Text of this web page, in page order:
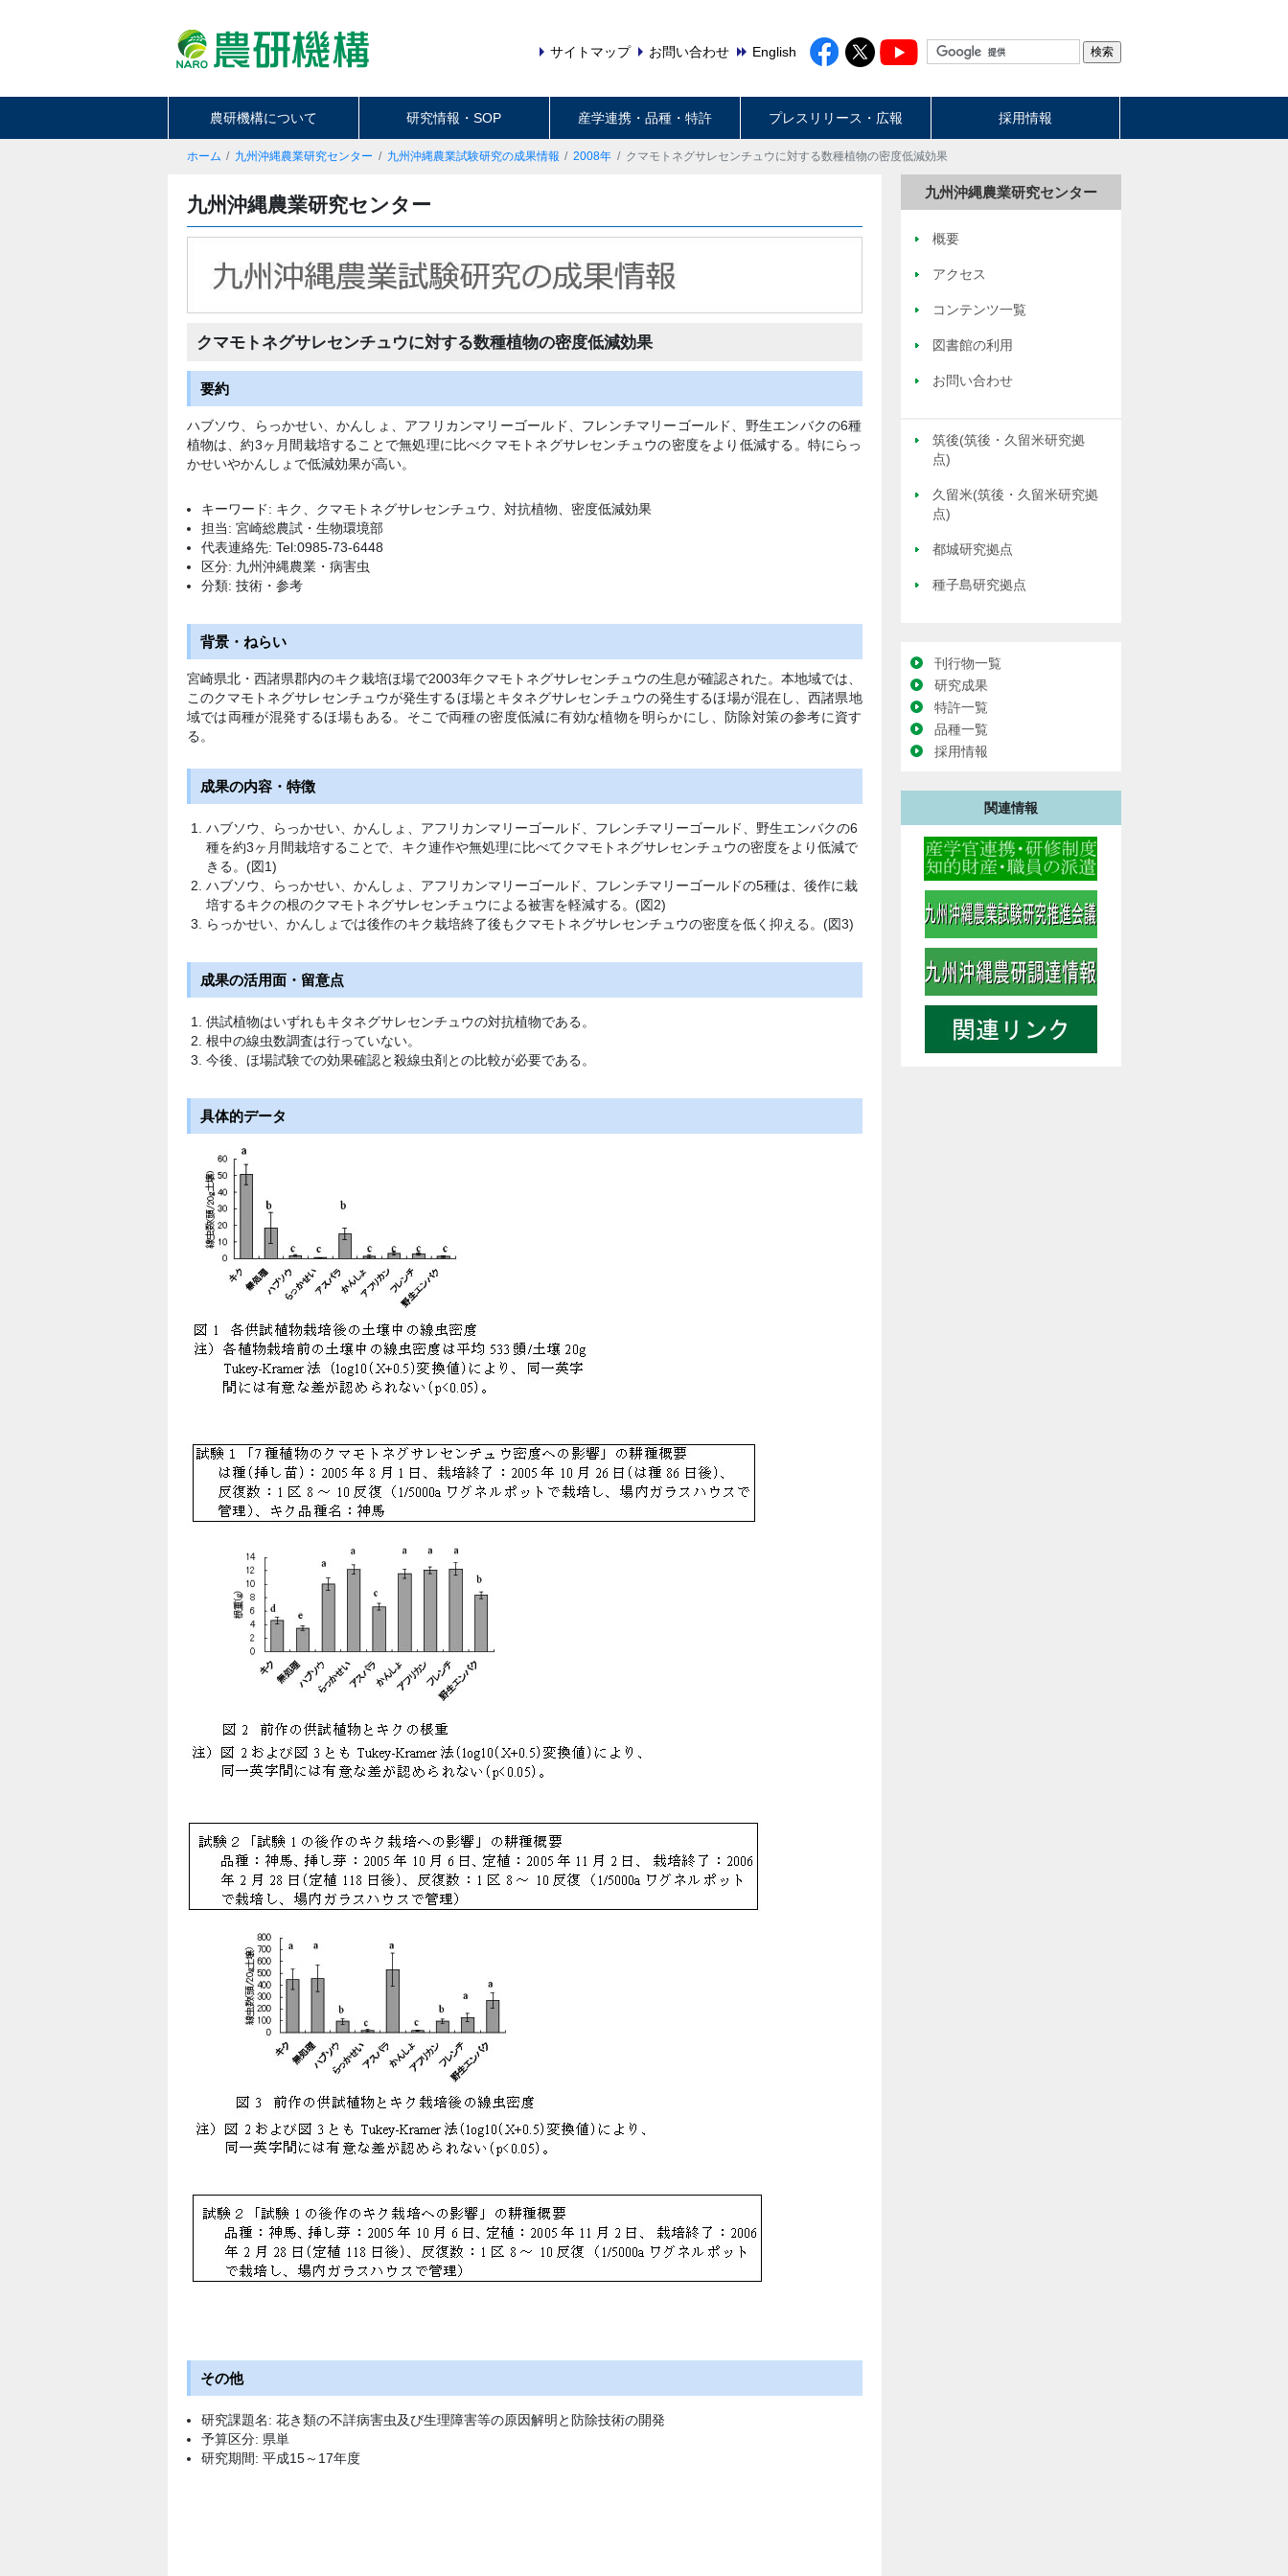
サイトマップ お問い合わせ English
農研機構について 研究情報・SOP 産学連携・品種・特許 プレスリリース・広報 採用情報
ホーム 九州沖縄農業研究センター 九州沖縄農業試験研究の成果情報 2008年 クマモトネグサレセンチュウに対する数種植物の密度低減効果
九州沖縄農業研究センター
クマモトネグサレセンチュウに対する数種植物の密度低減効果
要約
ハブソウ、らっかせい、かんしょ、アフリカンマリーゴールド、フレンチマリーゴールド、野生エンバクの6種
植物は、約3ヶ月間栽培することで無処理に比べクマモトネグサレセンチュウの密度をより低減する。特にらっ
かせいやかんしょで低減効果が高い。
キーワード: キク、クマモトネグサレセンチュウ、対抗植物、密度低減効果
担当: 宮崎総農試・生物環境部
代表連絡先: Tel:0985-73-6448
区分: 九州沖縄農業・病害虫
分類: 技術・参考
背景・ねらい
宮崎県北・西諸県郡内のキク栽培ほ場で2003年クマモトネグサレセンチュウの生息が確認された。本地域では、
このクマモトネグサレセンチュウが発生するほ場とキタネグサレセンチュウの発生するほ場が混在し、西諸県地
域では両種が混発するほ場もある。そこで両種の密度低減に有効な植物を明らかにし、防除対策の参考に資す
る。
成果の内容・特徴
ハブソウ、らっかせい、かんしょ、アフリカンマリーゴールド、フレンチマリーゴールド、野生エンバクの6
種を約3ヶ月間栽培することで、キク連作や無処理に比べてクマモトネグサレセンチュウの密度をより低減で
きる。(図1)
ハブソウ、らっかせい、かんしょ、アフリカンマリーゴールド、フレンチマリーゴールドの5種は、後作に栽
培するキクの根のクマモトネグサレセンチュウによる被害を軽減する。(図2)
らっかせい、かんしょでは後作のキク栽培終了後もクマモトネグサレセンチュウの密度を低く抑える。(図3)
成果の活用面・留意点
供試植物はいずれもキタネグサレセンチュウの対抗植物である。
根中の線虫数調査は行っていない。
今後、ほ場試験での効果確認と殺線虫剤との比較が必要である。
具体的データ
その他
研究課題名: 花き類の不詳病害虫及び生理障害等の原因解明と防除技術の開発
予算区分: 県単
研究期間: 平成15～17年度
九州沖縄農業研究センター
概要
アクセス
コンテンツ一覧
図書館の利用
お問い合わせ
筑後(筑後・久留米研究拠
点)
久留米(筑後・久留米研究拠
点)
都城研究拠点
種子島研究拠点
刊行物一覧
研究成果
特許一覧
品種一覧
採用情報
関連情報